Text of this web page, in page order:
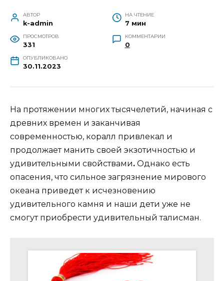
АВТОР
k-admin
НА ЧТЕНИЕ
7 мин
ПРОСМОТРОВ
331
КОММЕНТАРИИ
0
ОПУБЛИКОВАНО
30.11.2023
На протяжении многих тысячелетий, начиная с
древних времен и заканчивая
современностью, коралл привлекал и
продолжает манить своей экзотичностью и
удивительными свойствами. Однако есть
опасения, что сильное загрязнение мирового
океана приведет к исчезновению
удивительного камня и наши дети уже не
смогут приобрести удивительный талисман.